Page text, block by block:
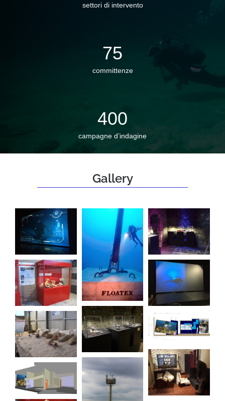
settori di intervento
75
committenze
400
campagne d’indagine
Gallery